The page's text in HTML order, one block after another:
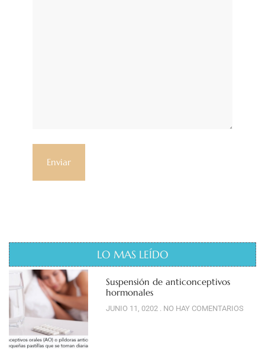
LO MAS LEÍDO
Suspensión de anticonceptivos
hormonales
JUNIO 11, 0202 NO HAY COMENTARIOS